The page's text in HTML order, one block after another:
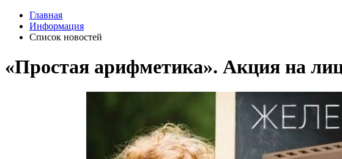
Главная
Информация
Список новостей
«Простая арифметика». Акция на